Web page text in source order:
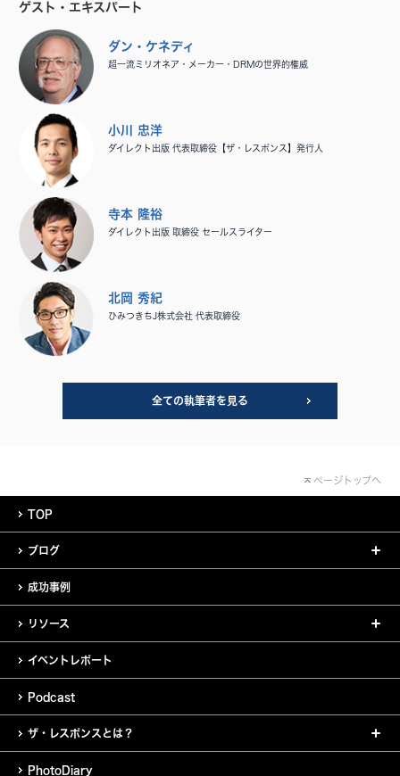
ゲスト・エキスパート
ダン・ケネディ
超一流ミリオネア・メーカー・DRMの世界的権威
小川 忠洋
ダイレクト出版 代表取締役【ザ・レスポンス】発行人
寺本 隆裕
ダイレクト出版 取締役 セールスライター
北岡 秀紀
ひみつきちJ株式会社 代表取締役
全ての執筆者を見る
ページトップへ
TOP
ブログ
成功事例
リソース
イベントレポート
Podcast
ザ・レスポンスとは？
PhotoDiary